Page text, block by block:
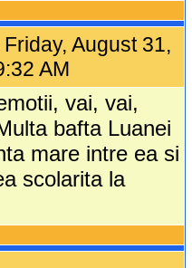
Friday, August 31,
AM
vai, vai,
bafta Luanei
mare intre ea si
scolarita la